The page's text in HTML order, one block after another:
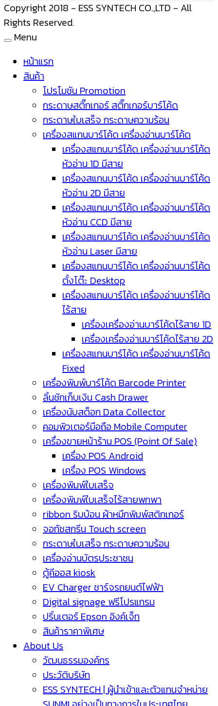
Copyright 2018 - ESS SYNTECH CO.,LTD - All
Rights Reserved.
Menu
หน้าแรก
สินค้า
โปรโมชัน Promotion
กระดาษสติ๊กเกอร์ สติ๊กเกอร์บาร์โค้ด
กระดาษใบเสร็จ กระดาษความร้อน
เครื่องสแกนบาร์โค้ด เครื่องอ่านบาร์โค้ด
เครื่องสแกนบาร์โค้ด เครื่องอ่านบาร์โค้ด
หัวอ่าน 1D มีสาย
เครื่องสแกนบาร์โค้ด เครื่องอ่านบาร์โค้ด
หัวอ่าน 2D มีสาย
เครื่องสแกนบาร์โค้ด เครื่องอ่านบาร์โค้ด
หัวอ่าน CCD มีสาย
เครื่องสแกนบาร์โค้ด เครื่องอ่านบาร์โค้ด
หัวอ่าน Laser มีสาย
เครื่องสแกนบาร์โค้ด เครื่องอ่านบาร์โค้ด
ตั้งโต๊ะ Desktop
เครื่องสแกนบาร์โค้ด เครื่องอ่านบาร์โค้ด
ไร้สาย
เครื่องเครื่องอ่านบาร์โค้ดไร้สาย 1D
เครื่องเครื่องอ่านบาร์โค้ดไร้สาย 2D
เครื่องสแกนบาร์โค้ด เครื่องอ่านบาร์โค้ด
Fixed
เครื่องพิมพ์บาร์โค้ด Barcode Printer
ลิ้นชักเก็บเงิน Cash Drawer
เครื่องนับสต็อก Data Collector
คอมพิวเตอร์มือถือ Mobile Computer
เครื่องขายหน้าร้าน POS (Point Of Sale)
เครื่อง POS Android
เครื่อง POS Windows
เครื่องพิมพ์ใบเสร็จ
เครื่องพิมพ์ใบเสร็จไร้สายพกพา
ribbon ริบบ้อน ผ้าหมึกพิมพ์สติกเกอร์
จอทัชสกรีน Touch screen
กระดาษใบเสร็จ กระดาษความร้อน
เครื่องอ่านบัตรประชาชน
ตู้คีออส kiosk
EV Charger ชาร์จรถยนต์ไฟฟ้า
Digital signage ฟรีโปรแกรม
ปริ้นเตอร์ Epson อิงค์เจ็ท
สินค้าราคาพิเศษ
About Us
วัฒนธรรมองค์กร
ประวัติบริษัท
ESS SYNTECH | ผู้นำเข้าและตัวแทนจำหน่าย